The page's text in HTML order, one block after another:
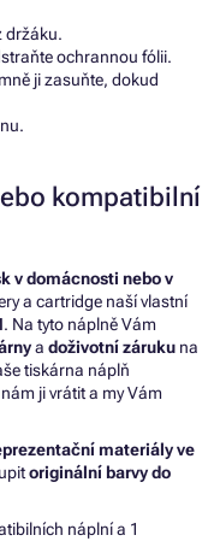
držáku.
ochrannou fólii.
ji zasuňte, dokud
kompatibilní
v domácnosti nebo v
a cartridge naší vlastní
. Na tyto náplně Vám
a doživotní záruku na
tiskárna náplň
ji vrátit a my Vám
materiály ve
originální barvy do
náplní a 1